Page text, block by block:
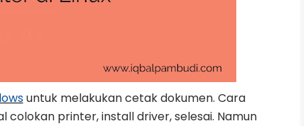
10 Sampai Bersih ke Akarnya
untuk melakukan cetak dokumen. Cara
printer, install driver, selesai. Namun